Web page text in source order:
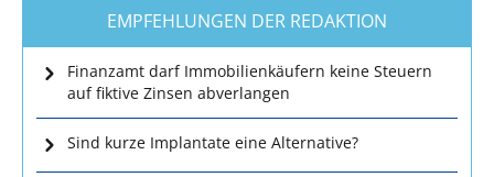
EMPFEHLUNGEN DER REDAKTION
Finanzamt darf Immobilienkäufern keine Steuern
auf fiktive Zinsen abverlangen
Sind kurze Implantate eine Alternative?